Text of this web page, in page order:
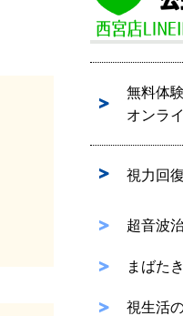
無料体験
オンラ
視力回
超音波
まばた
視生活